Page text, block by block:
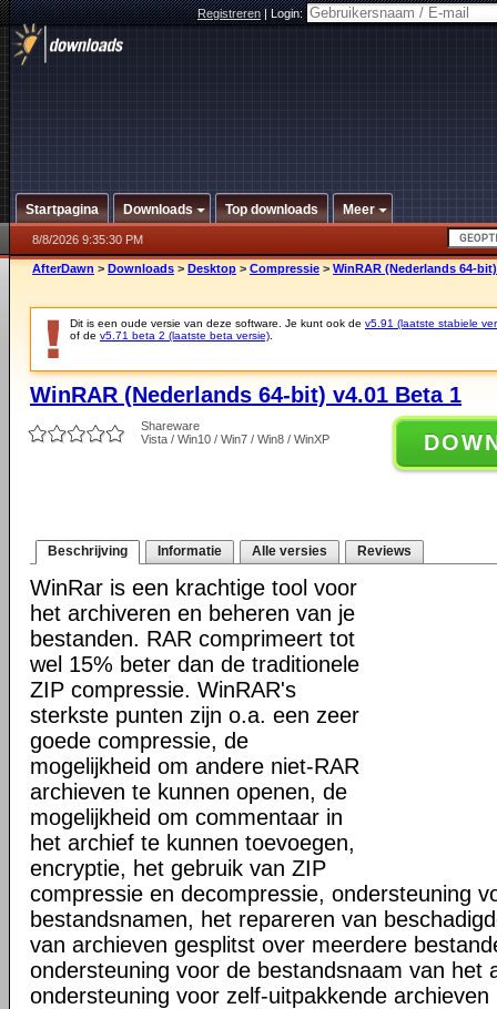
Registreren|Login:
Startpagina Downloads Top downloads Meer
8/8/2026 9:35:30 PM
AfterDawn > Downloads > Desktop > Compressie > WinRAR (Nederlands 64-
Dit is een oude versie van deze software. Je kunt ook de v5.91 (laatste stabiele
of de v5.71 beta 2 (laatste beta versie)
WinRAR (Nederlands 64-bit) v4.01 Beta 1
Shareware
Vista / Win10 / Win7 / Win8 / WinXP
Beschrijving Informatie Alle versies Reviews
WinRar is een krachtige tool voor
het archiveren en beheren van je
bestanden. RAR comprimeert tot
wel 15% beter dan de traditionele
ZIP compressie. WinRAR's
sterkste punten zijn o.a. een zeer
goede compressie, de
mogelijkheid om andere niet-RAR
archieven te kunnen openen, de
mogelijkheid om commentaar in
het archief te kunnen toevoegen,
encryptie, het gebruik van ZIP
compressie en decompressie, ondersteuning
bestandsnamen, het repareren van
van archieven gesplitst over meerdere
ondersteuning voor de bestandsnaam van het
ondersteuning voor zelf-uitpakkende archieven